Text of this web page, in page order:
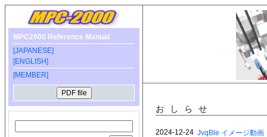
MPC2000 Reference Manual
[JAPANESE]
[ENGLISH]
[MEMBER]
おしらせ